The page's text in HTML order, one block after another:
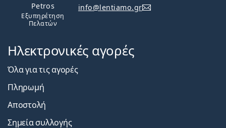
Petros
Εξυπηρέτηση
Πελατών
info@lentiamo.gr
Ηλεκτρονικές αγορές
Όλα για τις αγορές
Πληρωμή
Αποστολή
Σημεία συλλογής